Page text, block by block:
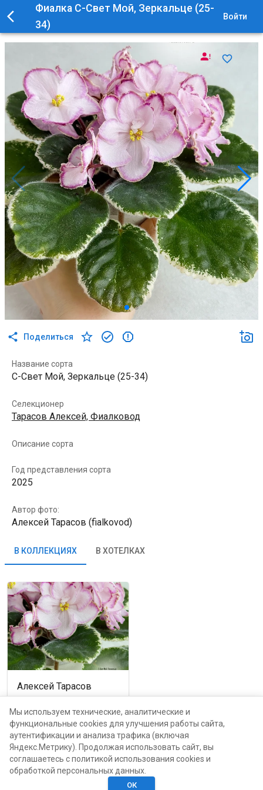
Фиалка С-Свет Мой, Зеркальце (25-
34)
Войти
Поделиться
Название сорта
С-Свет Мой, Зеркальце (25-34)
Селекционер
Тарасов Алексей, Фиалковод
Описание сорта
Год представления сорта
2025
Автор фото:
Алексей Тарасов (fialkovod)
В КОЛЛЕКЦИЯХ В ХОТЕЛКАХ
Алексей Тарасов
Москва, проспект Мира,
116Б
каталог
Мы используем технические, аналитические и
функциональные cookies для улучшения работы сайта,
аутентификации и анализа трафика (включая
Яндекс.Метрику). Продолжая использовать сайт, вы
соглашаетесь с политикой использования cookies и
обработкой персональных данных.
ОК